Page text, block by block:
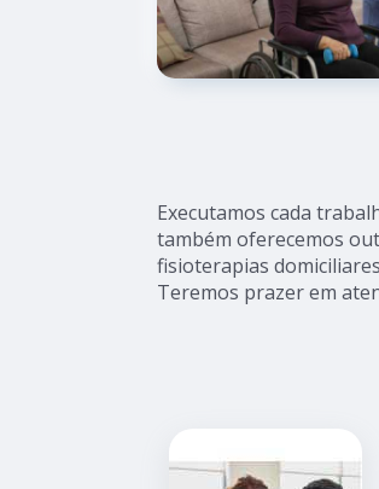
Executamos cada
também oferecemos
fisioterapias
Teremos prazer em